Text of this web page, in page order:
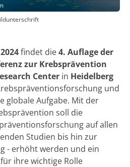
findet die4. Auflage der
zur Krebsprävention
Center in Heidelberg
und
globale Aufgabe. Mit der
soll die
auf allen
Studien bis hin zur
- erhöht werden und ein
ihre wichtige Rolle